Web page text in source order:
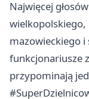
Najwięcej
wielkopolskiego,
mazowieckiego i
funkcjonariusze
przypominają